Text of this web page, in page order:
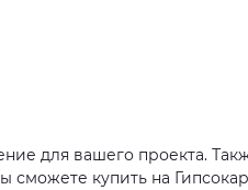
для вашего проекта.
купить на